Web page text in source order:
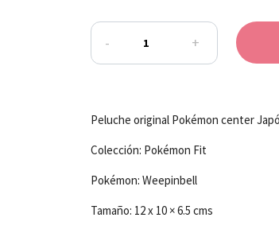
- +
Peluche original Pokémon center
Colección: Pokémon Fit
Pokémon: Weepinbell
Tamaño: 12 x 10 × 6.5 cms